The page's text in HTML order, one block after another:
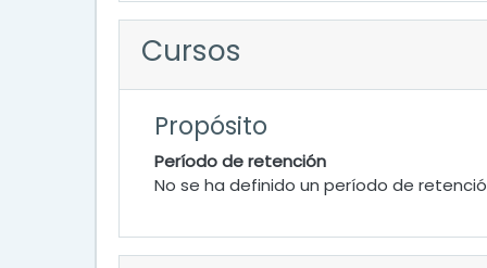
Cursos
Propósito
Período de retención
No se ha definido un período de